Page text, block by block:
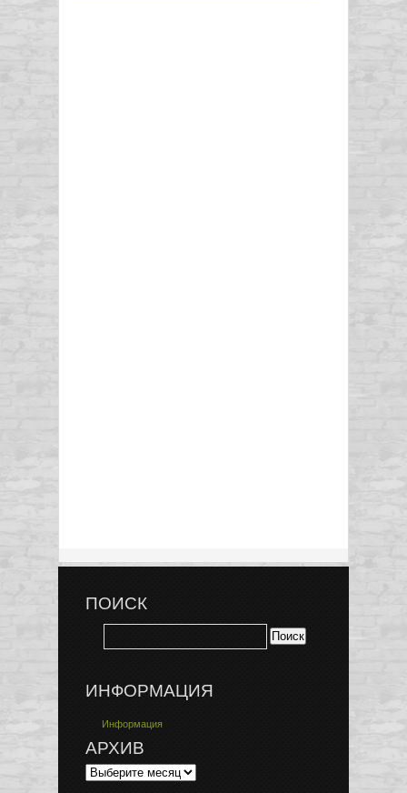
ПОИСК
ИНФОРМАЦИЯ
Информация
АРХИВ